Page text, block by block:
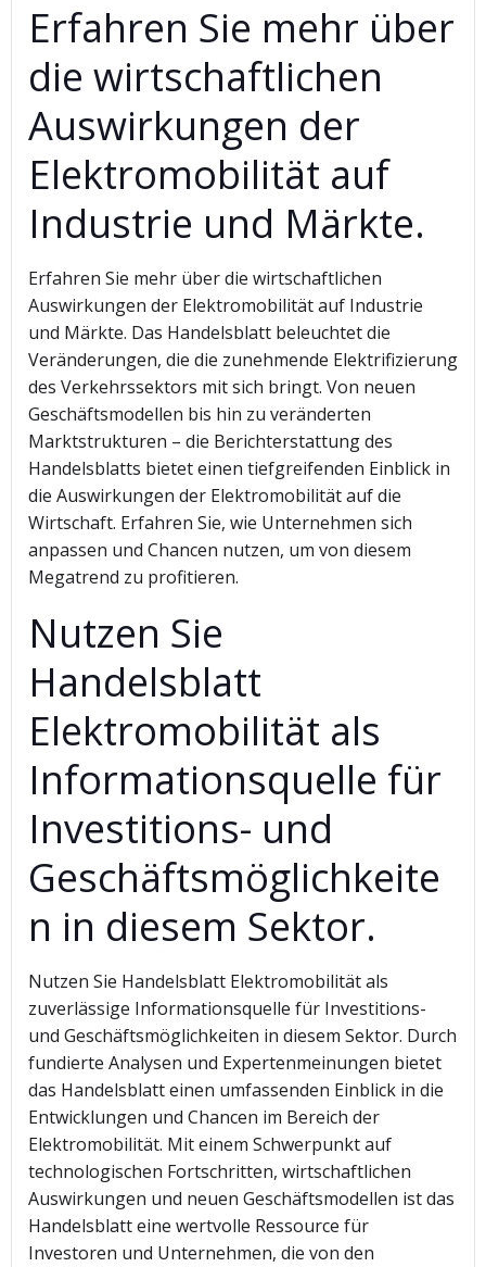
Erfahren Sie mehr über
die wirtschaftlichen
Auswirkungen der
Elektromobilität auf
Industrie und Märkte.
Erfahren Sie mehr über die wirtschaftlichen
Auswirkungen der Elektromobilität auf Industrie
und Märkte. Das Handelsblatt beleuchtet die
Veränderungen, die die zunehmende Elektrifizierung
des Verkehrssektors mit sich bringt. Von neuen
Geschäftsmodellen bis hin zu veränderten
Marktstrukturen – die Berichterstattung des
Handelsblatts bietet einen tiefgreifenden Einblick in
die Auswirkungen der Elektromobilität auf die
Wirtschaft. Erfahren Sie, wie Unternehmen sich
anpassen und Chancen nutzen, um von diesem
Megatrend zu profitieren.
Nutzen Sie
Handelsblatt
Elektromobilität als
Informationsquelle für
Investitions- und
Geschäftsmöglichkeite
n in diesem Sektor.
Nutzen Sie Handelsblatt Elektromobilität als
zuverlässige Informationsquelle für Investitions-
und Geschäftsmöglichkeiten in diesem Sektor. Durch
fundierte Analysen und Expertenmeinungen bietet
das Handelsblatt einen umfassenden Einblick in die
Entwicklungen und Chancen im Bereich der
Elektromobilität. Mit einem Schwerpunkt auf
technologischen Fortschritten, wirtschaftlichen
Auswirkungen und neuen Geschäftsmodellen ist das
Handelsblatt eine wertvolle Ressource für
Investoren und Unternehmen, die von den